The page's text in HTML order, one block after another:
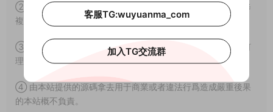
② 如果網盤地址失效，請在個人中心提交工單，我們會盡快修
複下載地址。
③ 本網站所有資源因其特殊性均爲可複制品，所以不支持任何
理由的退款兌現。
④ 由本站提供的源碼拿去用于商業或者違法行爲造成嚴重後果
的本站概不負責。
客服TG:wuyuanma_com
加入TG交流群